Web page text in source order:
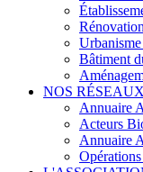
Rénovation
Bâtiment
NOS RÉSEAUX
Annuaire
Acteurs
Annuaire